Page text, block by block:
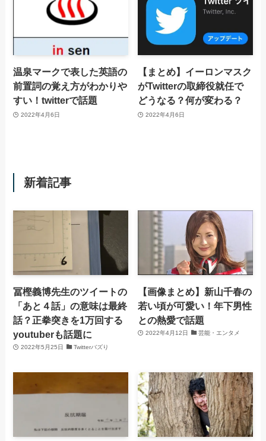
温泉マークで表した英語の
前置詞の覚え方がわかりや
すい！twitterで話題
2022年4月6日
【まとめ】イーロンマスク
がTwitterの取締役就任で
どうなる？何が変わる？
2022年4月6日
新着記事
冨樫義博先生のツイートの
「あと４話」の意味は最終
話？正拳突きを1万回する
youtuberも話題に
2022年5月25日 Twitterバズり
【画像まとめ】新山千春の
若い頃が可愛い！年下男性
との熱愛で話題
2022年4月12日 芸能・エンタメ